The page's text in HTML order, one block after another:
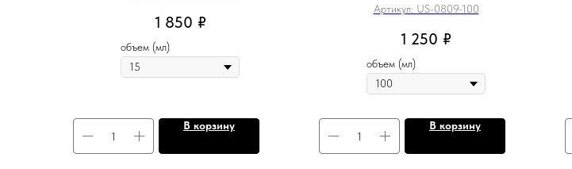
1 850 ₽
объем (мл)
В корзину
Артикул: US-0809-100
1 250 ₽
объем (мл)
В корзину